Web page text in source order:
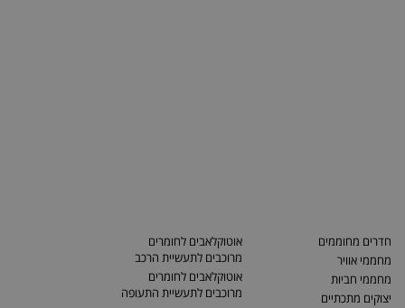
חדרים מחוממים
מחממי אוויר
מחממי חביות
יצוקים מתכתיים
אוטוקלאבים לחומרים
מרוכבים לתעשיית הרכב
אוטוקלאבים לחומרים
מרוכבים לתעשיית התעופה